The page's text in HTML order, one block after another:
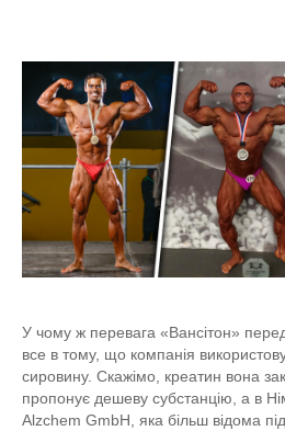
У чому ж перевага «Вансітон»
все в тому, що компанія
сировину. Скажімо, креатин вона
пропонує дешеву субстанцію, а в
Alzchem GmbH, яка більш відома